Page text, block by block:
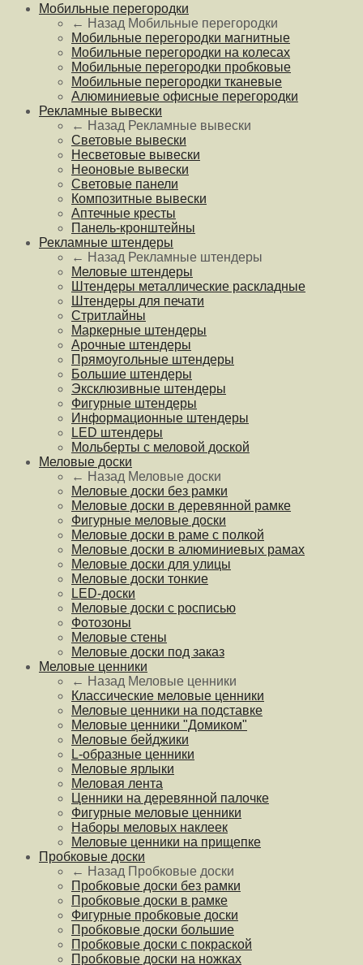
Мобильные перегородки
← Назад Мобильные перегородки
Мобильные перегородки магнитные
Мобильные перегородки на колесах
Мобильные перегородки пробковые
Мобильные перегородки тканевые
Алюминиевые офисные перегородки
Рекламные вывески
← Назад Рекламные вывески
Световые вывески
Несветовые вывески
Неоновые вывески
Световые панели
Композитные вывески
Аптечные кресты
Панель-кронштейны
Рекламные штендеры
← Назад Рекламные штендеры
Меловые штендеры
Штендеры металлические раскладные
Штендеры для печати
Стритлайны
Маркерные штендеры
Арочные штендеры
Прямоугольные штендеры
Большие штендеры
Эксклюзивные штендеры
Фигурные штендеры
Информационные штендеры
LED штендеры
Мольберты с меловой доской
Меловые доски
← Назад Меловые доски
Меловые доски без рамки
Меловые доски в деревянной рамке
Фигурные меловые доски
Меловые доски в раме с полкой
Меловые доски в алюминиевых рамах
Меловые доски для улицы
Меловые доски тонкие
LED-доски
Меловые доски с росписью
Фотозоны
Меловые стены
Меловые доски под заказ
Меловые ценники
← Назад Меловые ценники
Классические меловые ценники
Меловые ценники на подставке
Меловые ценники "Домиком"
Меловые бейджики
L-образные ценники
Меловые ярлыки
Меловая лента
Ценники на деревянной палочке
Фигурные меловые ценники
Наборы меловых наклеек
Меловые ценники на прищепке
Пробковые доски
← Назад Пробковые доски
Пробковые доски без рамки
Пробковые доски в рамке
Фигурные пробковые доски
Пробковые доски большие
Пробковые доски с покраской
Пробковые доски на ножках